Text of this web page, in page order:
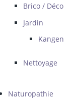
Brico / Déco
Jardin
Kangen
Nettoyage
Naturopathie